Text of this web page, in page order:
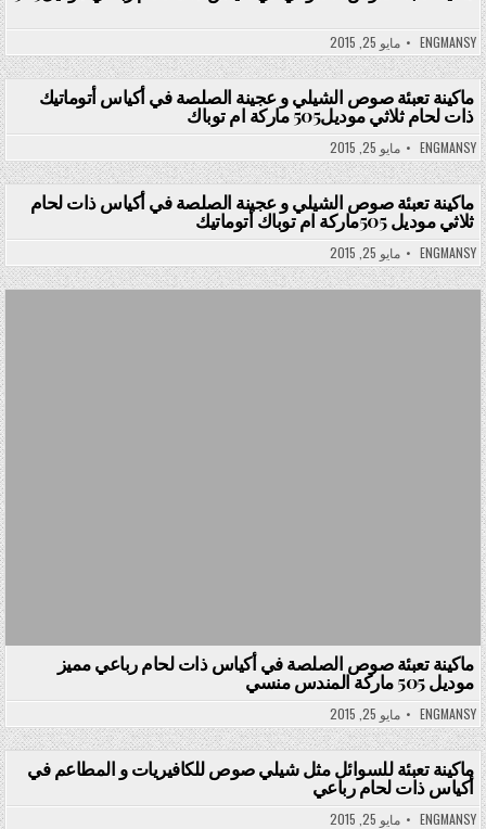
Posted in
ENGMANSY مايو 25, 2015
Posted in
ماكينة تعبئة صوص الشيلي و عجينة الصلصة في أكياس أتوماتيك
ذات لحام ثلاثي موديل505 ماركة ام توباك
ENGMANSY مايو 25, 2015
Posted in
ماكينة تعبئة صوص الشيلي و عجينة الصلصة في أكياس ذات لحام
ثلاثي موديل 505ماركة ام توباك أتوماتيك
ENGMANSY مايو 25, 2015
ماكينة تعبئة صوص الصلصة في أكياس ذات لحام رباعي مميز
موديل 505 ماركة المندس منسي
ENGMANSY مايو 25, 2015
Posted in
ماكينة تعبئة للسوائل مثل شيلي صوص للكافيريات و المطاعم في
أكياس ذات لحام رباعي
ENGMANSY مايو 25, 2015